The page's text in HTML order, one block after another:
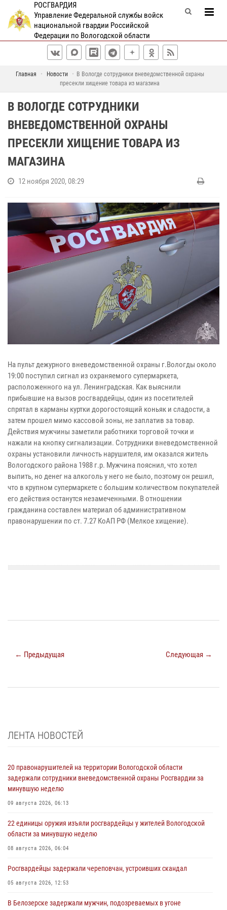
РОСГВАРДИЯ
Управление Федеральной службы войск
национальной гвардии Российской
Федерации по Вологодской области
Главная Новости
В Вологде сотрудники вневедомственной охраны
пресекли хищение товара из магазина
В ВОЛОГДЕ СОТРУДНИКИ
ВНЕВЕДОМСТВЕННОЙ ОХРАНЫ
ПРЕСЕКЛИ ХИЩЕНИЕ ТОВАРА ИЗ
МАГАЗИНА
12 ноября 2020, 08:29
На пульт дежурного вневедомственной охраны г.Вологды около
19:00 поступил сигнал из охраняемого супермаркета,
расположенного на ул. Ленинградская. Как выяснили
прибывшие на вызов росгвардейцы, один из посетителей
спрятал в карманы куртки дорогостоящий коньяк и сладости, а
затем прошел мимо кассовой зоны, не заплатив за товар.
Действия мужчины заметили работники торговой точки и
нажали на кнопку сигнализации. Сотрудники вневедомственной
охраны установили личность нарушителя, им оказался житель
Вологодского района 1988 г.р. Мужчина пояснил, что хотел
выпить, но денег на алкоголь у него не было, поэтому он решил,
что в крупном супермаркете с большим количеством покупателей
его действия останутся незамеченными. В отношении
гражданина составлен материал об административном
правонарушении по ст. 7.27 КоАП РФ (Мелкое хищение).
← Предыдущая Следующая →
ЛЕНТА НОВОСТЕЙ
20 правонарушителей на территории Вологодской области
задержали сотрудники вневедомственной охраны Росгвардии за
минувшую неделю
09 августа 2026, 06:13
22 единицы оружия изъяли росгвардейцы у жителей Вологодской
области за минувшую неделю
08 августа 2026, 06:04
Росгвардейцы задержали череповчан, устроивших скандал
05 августа 2026, 12:53
В Белозерске задержали мужчин, подозреваемых в угоне